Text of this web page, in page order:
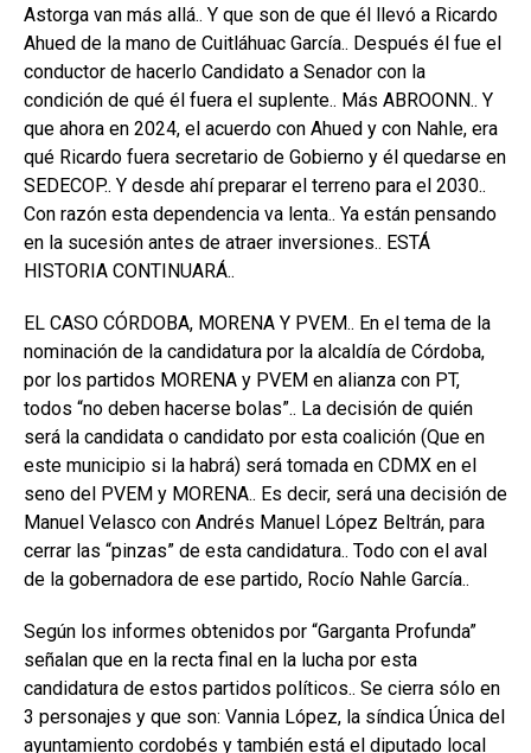
Astorga van más allá.. Y que son de que él llevó a Ricardo
Ahued de la mano de Cuitláhuac García.. Después él fue el
conductor de hacerlo Candidato a Senador con la
condición de qué él fuera el suplente.. Más ABROONN.. Y
que ahora en 2024, el acuerdo con Ahued y con Nahle, era
qué Ricardo fuera secretario de Gobierno y él quedarse en
SEDECOP.. Y desde ahí preparar el terreno para el 2030..
Con razón esta dependencia va lenta.. Ya están pensando
en la sucesión antes de atraer inversiones.. ESTÁ
HISTORIA CONTINUARÁ..
EL CASO CÓRDOBA, MORENA Y PVEM.. En el tema de la
nominación de la candidatura por la alcaldía de Córdoba,
por los partidos MORENA y PVEM en alianza con PT,
todos “no deben hacerse bolas”.. La decisión de quién
será la candidata o candidato por esta coalición (Que en
este municipio si la habrá) será tomada en CDMX en el
seno del PVEM y MORENA.. Es decir, será una decisión de
Manuel Velasco con Andrés Manuel López Beltrán, para
cerrar las “pinzas” de esta candidatura.. Todo con el aval
de la gobernadora de ese partido, Rocío Nahle García..
Según los informes obtenidos por “Garganta Profunda”
señalan que en la recta final en la lucha por esta
candidatura de estos partidos políticos.. Se cierra sólo en
3 personajes y que son: Vannia López, la síndica Única del
ayuntamiento cordobés y también está el diputado local